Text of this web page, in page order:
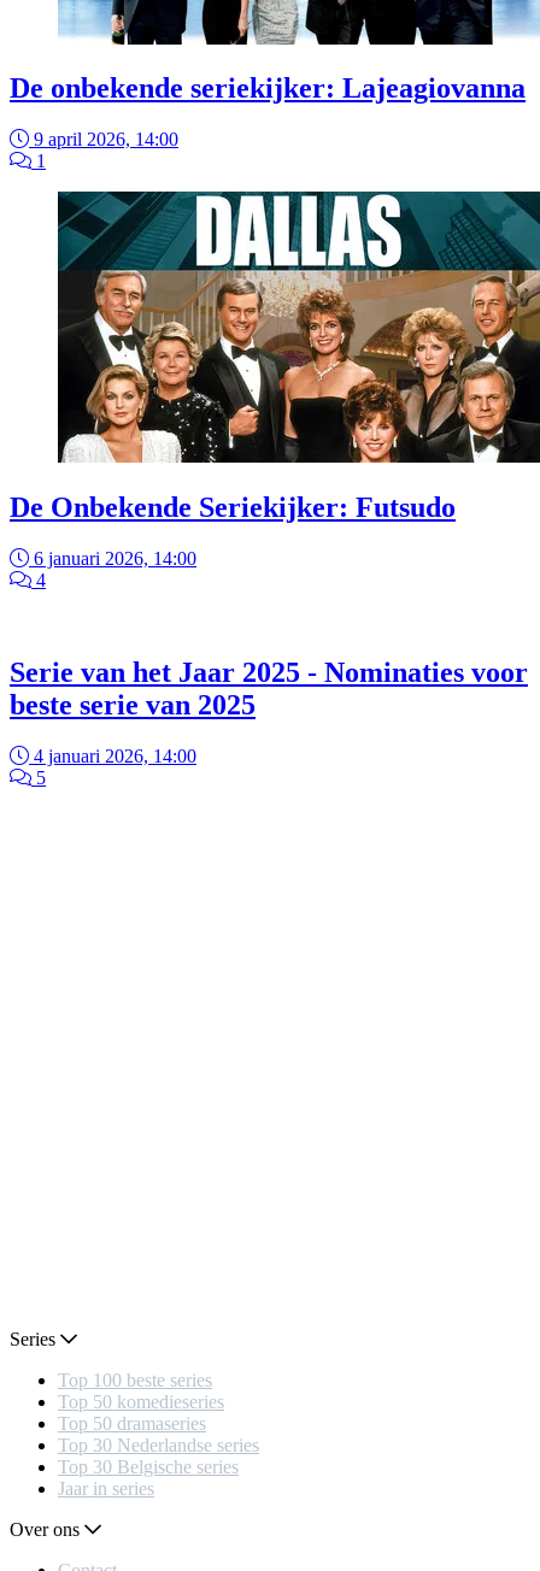
De onbekende seriekijker: Lajeagiovanna
9 april 2026, 14:00
1
De Onbekende Seriekijker: Futsudo
6 januari 2026, 14:00
4
Serie van het Jaar 2025 - Nominaties voor
beste serie van 2025
4 januari 2026, 14:00
5
Series
Top 100 beste series
Top 50 komedieseries
Top 50 dramaseries
Top 30 Nederlandse series
Top 30 Belgische series
Jaar in series
Over ons